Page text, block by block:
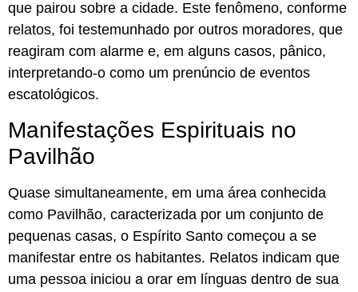
que pairou sobre a cidade. Este fenômeno, conforme
relatos, foi testemunhado por outros moradores, que
reagiram com alarme e, em alguns casos, pânico,
interpretando-o como um prenúncio de eventos
escatológicos.
Manifestações Espirituais no
Pavilhão
Quase simultaneamente, em uma área conhecida
como Pavilhão, caracterizada por um conjunto de
pequenas casas, o Espírito Santo começou a se
manifestar entre os habitantes. Relatos indicam que
uma pessoa iniciou a orar em línguas dentro de sua